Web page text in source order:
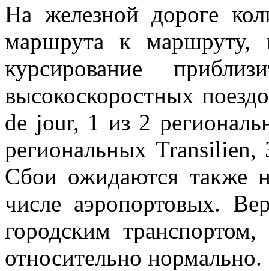
На железной дороге
маршрута к маршруту,
курсирование
высокоскоростных
de jour, 1 из 2
региональных
Сбои ожидаются также
числе аэропортовых.
городским
относительно нормально.